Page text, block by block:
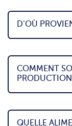
D'OÙ
COMMENT
QUELLE